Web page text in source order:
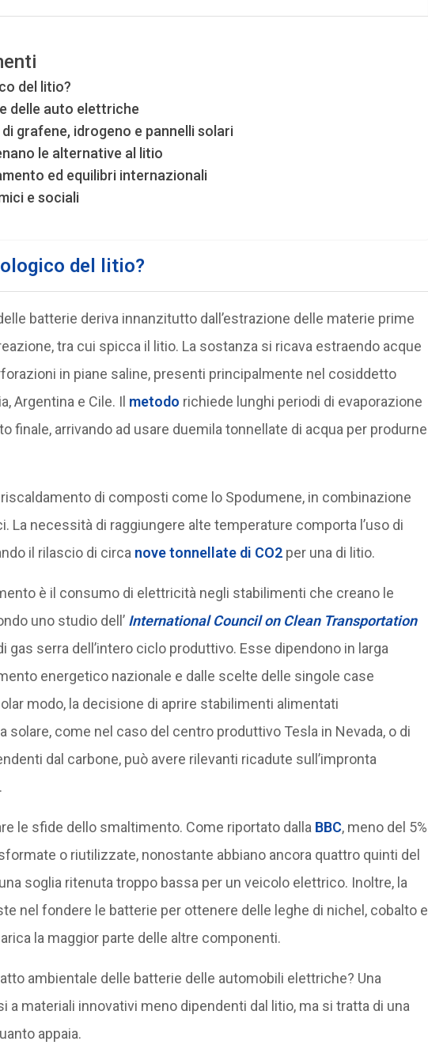
del litio?
delle auto elettriche
grafene, idrogeno e pannelli solari
le alternative al litio
ed equilibri internazionali
e sociali
del litio?
batterie deriva innanzitutto dall’estrazione delle materie prime
tra cui spicca il litio. La sostanza si ricava estraendo acque
in piane saline, presenti principalmente nel cosiddetto
Argentina e Cile. Il metodo richiede lunghi periodi di evaporazione
finale, arrivando ad usare duemila tonnellate di acqua per produrne
riscaldamento di composti come lo Spodumene, in combinazione
La necessità di raggiungere alte temperature comporta l’uso di
il rilascio di circa nove tonnellate di CO2per una di litio.
è il consumo di elettricità negli stabilimenti che creano le
uno studio dell’ International Council on Clean Transportation
gas serra dell’intero ciclo produttivo. Esse dipendono in larga
energetico nazionale e dalle scelte delle singole case
modo, la decisione di aprire stabilimenti alimentati
solare, come nel caso del centro produttivo Tesla in Nevada, o di
dal carbone, può avere rilevanti ricadute sull’impronta
le sfide dello smaltimento. Come riportato dalla BBC, meno del 5%
o riutilizzate, nonostante abbiano ancora quattro quinti del
soglia ritenuta troppo bassa per un veicolo elettrico. Inoltre, la
nel fondere le batterie per ottenere delle leghe di nichel, cobalto e
la maggior parte delle altre componenti.
ambientale delle batterie delle automobili elettriche? Una
a materiali innovativi meno dipendenti dal litio, ma si tratta di una
appaia.